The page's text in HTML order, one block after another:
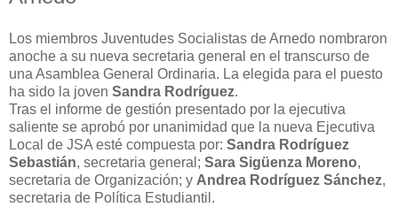
Los miembros Juventudes Socialistas de Arnedo nombraron
anoche a su nueva secretaria general en el transcurso de
una Asamblea General Ordinaria. La elegida para el puesto
ha sido la joven Sandra Rodríguez.
Tras el informe de gestión presentado por la ejecutiva
saliente se aprobó por unanimidad que la nueva Ejecutiva
Local de JSA esté compuesta por: Sandra Rodríguez
Sebastián, secretaria general; Sara Sigüenza Moreno,
secretaria de Organización; y Andrea Rodríguez Sánchez,
secretaria de Política Estudiantil.